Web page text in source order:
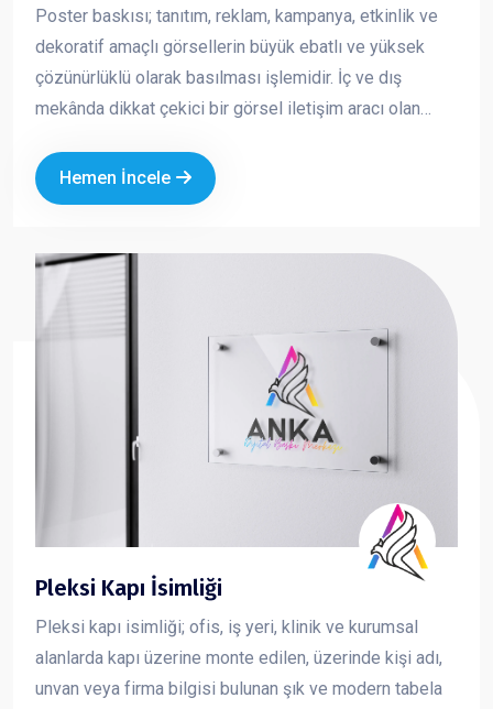
Poster baskısı; tanıtım, reklam, kampanya, etkinlik ve
dekoratif amaçlı görsellerin büyük ebatlı ve yüksek
çözünürlüklü olarak basılması işlemidir. İç ve dış
mekânda dikkat çekici bir görsel iletişim aracı olan
iletmesini sağlar. Kurumsal tasarım ve kaliteli baskı
teknikleriyle üretilen posterler, markanızın profesyonel
Hemen İncele
Pleksi Kapı İsimliği
Pleksi kapı isimliği; ofis, iş yeri, klinik ve kurumsal
alanlarda kapı üzerine monte edilen, üzerinde kişi adı,
unvan veya firma bilgisi bulunan şık ve modern tabela